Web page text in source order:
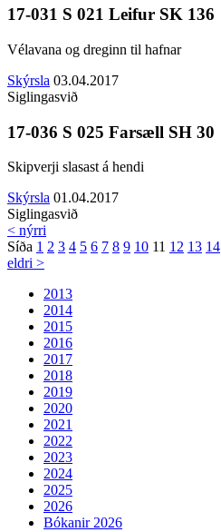
17-031 S 021 Leifur SK 136
Vélavana og dreginn til hafnar
Skýrsla 03.04.2017
Siglingasvið
17-036 S 025 Farsæll SH 30
Skipverji slasast á hendi
Skýrsla 01.04.2017
Siglingasvið
< nýrri
Síða 1 2 3 4 5 6 7 8 9 10 11 12 13 14
eldri >
2013
2014
2015
2016
2017
2018
2019
2020
2021
2022
2023
2024
2025
2026
Bókanir 2026